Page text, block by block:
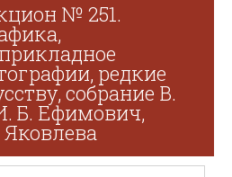
№ 251.
редкие
собрание В.
Б. Ефимович,
Яковлева